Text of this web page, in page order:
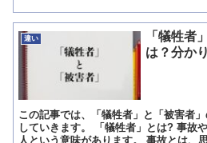
違い
「犠牲者
は？分か
この記事では、「犠牲者」と「被害者
していきます。 「犠牲者」とは? 事故
人という意味があります。 事故とは、